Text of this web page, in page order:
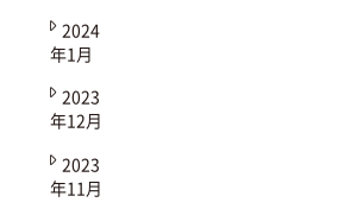
2024
年1月
2023
年12月
2023
年11月